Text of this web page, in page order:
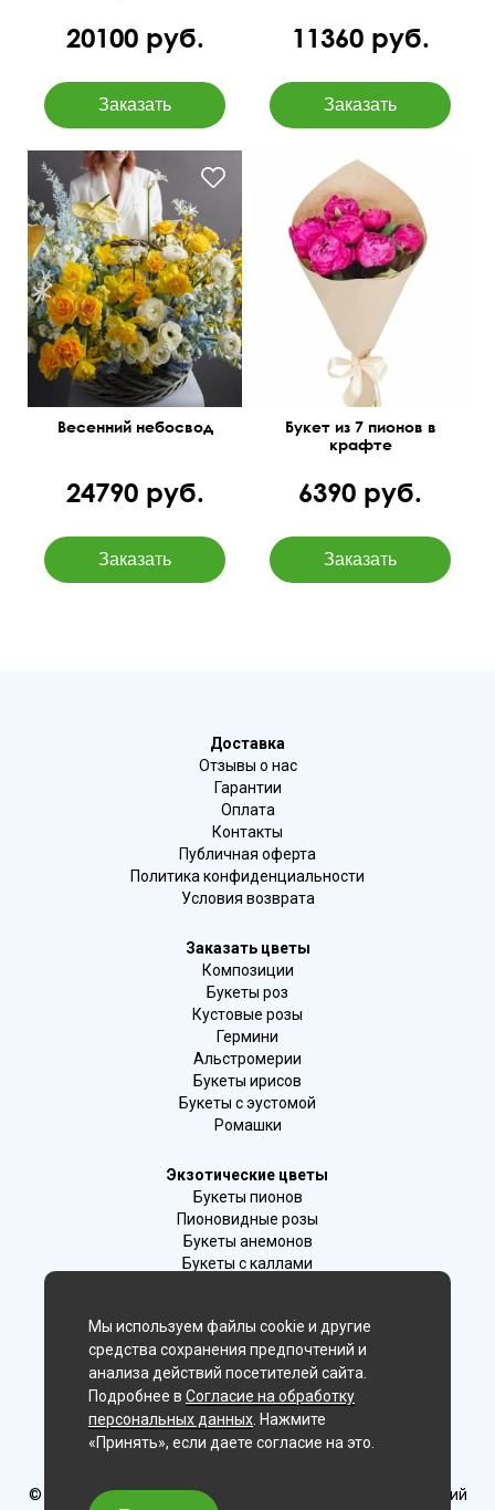
20100 руб. 11360 руб.
Весенний небосвод
24790 руб.
Букет из 7 пионов в
крафте
6390 руб.
Доставка
Отзывы о нас
Гарантии
Оплата
Контакты
Публичная оферта
Политика конфиденциальности
Условия возврата
Заказать цветы
Композиции
Букеты роз
Кустовые розы
Гермини
Альстромерии
Букеты ирисов
Букеты с эустомой
Ромашки
Экзотические цветы
Букеты пионов
Пионовидные розы
Букеты анемонов
Букеты с каллами
Лаванда
Гиацинты
Мы в соц. сетях:
Иркутск, г. Иркутск ул.Ленина 25
© Delaflor - доставка цветов, 2012-2026
ИП Рыжков Евгений
Мы используем файлы cookie и другие
средства сохранения предпочтений и
анализа действий посетителей сайта.
Подробнее в Согласие на обработку
персональных данных . Нажмите
«Принять», если даете согласие на это.